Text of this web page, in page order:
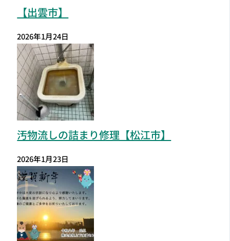
【出雲市】
2026年1月24日
汚物流しの詰まり修理【松江市】
2026年1月23日